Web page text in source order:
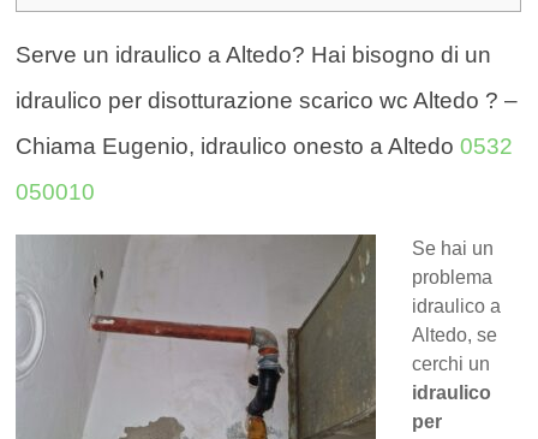
Serve un idraulico a Altedo? Hai bisogno di un
idraulico per disotturazione scarico wc Altedo ? –
Chiama Eugenio, idraulico onesto a Altedo0532
050010
Se hai un
problema
idraulico a
Altedo, se
cerchi un
idraulico
per